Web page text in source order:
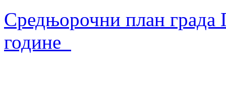
Средњорочни план града
године